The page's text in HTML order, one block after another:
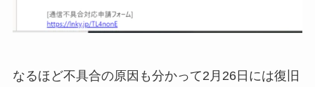
なるほど不具合の原因も分かって2月26日には復旧